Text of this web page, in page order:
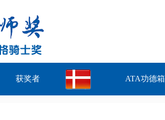
获奖者 ATA功德箱